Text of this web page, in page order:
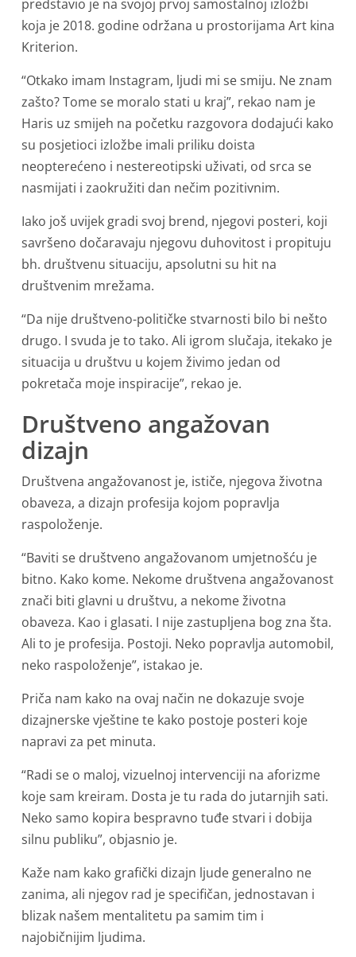
predstavio je na svojoj prvoj samostalnoj izložbi
koja je 2018. godine održana u prostorijama Art kina
Kriterion.
“Otkako imam Instagram, ljudi mi se smiju. Ne znam
zašto? Tome se moralo stati u kraj”, rekao nam je
Haris uz smijeh na početku razgovora dodajući kako
su posjetioci izložbe imali priliku doista
neopterećeno i nestereotipski uživati, od srca se
nasmijati i zaokružiti dan nečim pozitivnim.
Iako još uvijek gradi svoj brend, njegovi posteri, koji
savršeno dočaravaju njegovu duhovitost i propituju
bh. društvenu situaciju, apsolutni su hit na
društvenim mrežama.
“Da nije društveno-političke stvarnosti bilo bi nešto
drugo. I svuda je to tako. Ali igrom slučaja, itekako je
situacija u društvu u kojem živimo jedan od
pokretača moje inspiracije”, rekao je.
Društveno angažovan
dizajn
Društvena angažovanost je, ističe, njegova životna
obaveza, a dizajn profesija kojom popravlja
raspoloženje.
“Baviti se društveno angažovanom umjetnošću je
bitno. Kako kome. Nekome društvena angažovanost
znači biti glavni u društvu, a nekome životna
obaveza. Kao i glasati. I nije zastupljena bog zna šta.
Ali to je profesija. Postoji. Neko popravlja automobil,
neko raspoloženje”, istakao je.
Priča nam kako na ovaj način ne dokazuje svoje
dizajnerske vještine te kako postoje posteri koje
napravi za pet minuta.
“Radi se o maloj, vizuelnoj intervenciji na aforizme
koje sam kreiram. Dosta je tu rada do jutarnjih sati.
Neko samo kopira bespravno tuđe stvari i dobija
silnu publiku”, objasnio je.
Kaže nam kako grafički dizajn ljude generalno ne
zanima, ali njegov rad je specifičan, jednostavan i
blizak našem mentalitetu pa samim tim i
najobičnijim ljudima.